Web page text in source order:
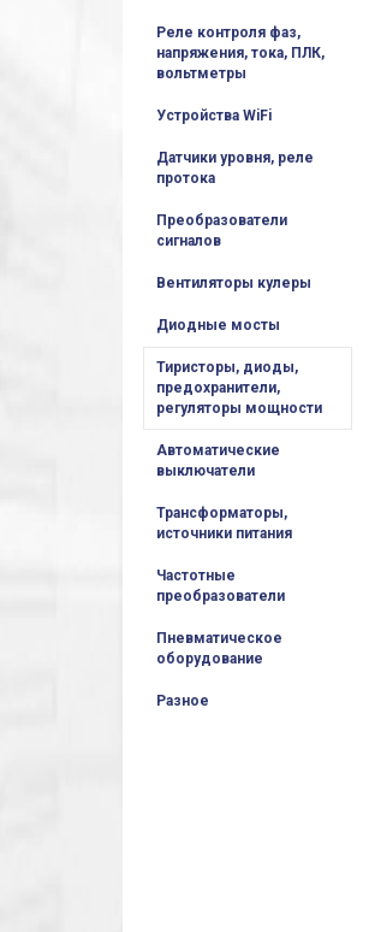
Реле контроля фаз,
напряжения, тока, ПЛК,
вольтметры
Устройства WiFi
Датчики уровня, реле
протока
Преобразователи
сигналов
Вентиляторы кулеры
Диодные мосты
Тиристоры, диоды,
предохранители,
регуляторы мощности
Автоматические
выключатели
Трансформаторы,
источники питания
Частотные
преобразователи
Пневматическое
оборудование
Разное